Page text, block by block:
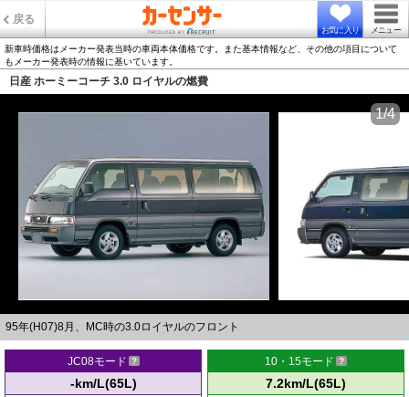
戻る
お気に入り メニュー
新車時価格はメーカー発表当時の車両本体価格です。また基本情報など、その他の項目について
もメーカー発表時の情報に基いています。
日産 ホーミーコーチ 3.0 ロイヤルの燃費
95年(H07)8月、MC時の3.0ロイヤルのフロント
1/4
JC08モード
-km/L(65L)
10・15モード
7.2km/L(65L)